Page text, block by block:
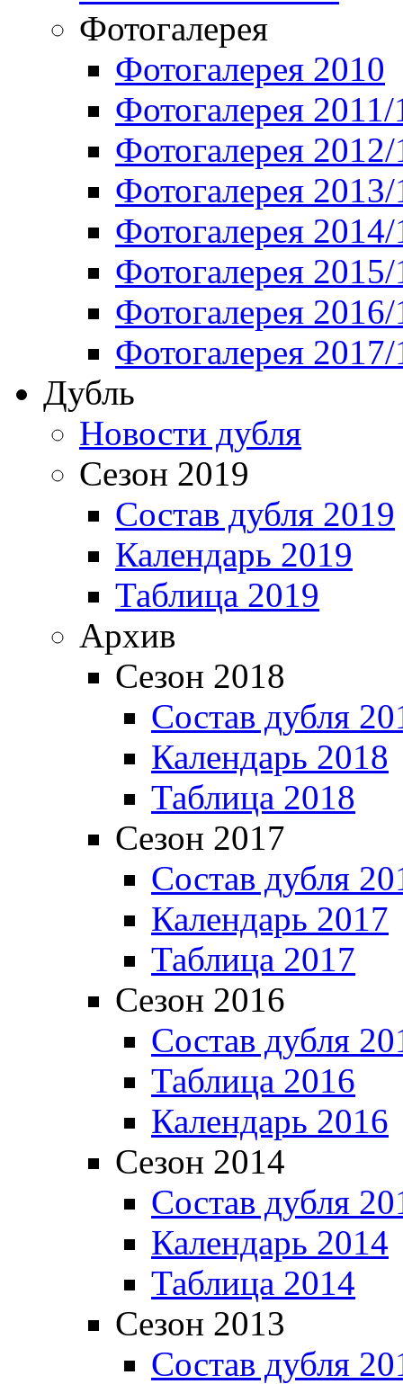
Фотогалерея
Фотогалерея 2010
Фотогалерея 2011/
Фотогалерея
Фотогалерея
Фотогалерея
Фотогалерея
Фотогалерея
Фотогалерея
Дубль
Новости дубля
Сезон 2019
Состав дубля 2019
Календарь 2019
Таблица 2019
Архив
Сезон 2018
Состав дубля
Календарь 2018
Таблица 2018
Сезон 2017
Состав дубля
Календарь 2017
Таблица 2017
Сезон 2016
Состав дубля
Таблица 2016
Календарь 2016
Сезон 2014
Состав дубля
Календарь 2014
Таблица 2014
Сезон 2013
Состав дубля